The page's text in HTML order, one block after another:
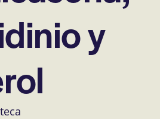
y